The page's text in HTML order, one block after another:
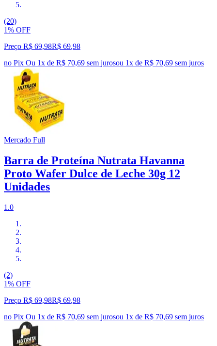
(20)
1% OFF
Preço R$ 69,98R$ 69,98
no Pix Ou 1x de R$ 70,69 sem jurosou 1x de R$ 70,69 sem juros
Mercado Full
Barra de Proteína Nutrata Havanna
Proto Wafer Dulce de Leche 30g 12
Unidades
1.0
(2)
1% OFF
Preço R$ 69,98R$ 69,98
no Pix Ou 1x de R$ 70,69 sem jurosou 1x de R$ 70,69 sem juros